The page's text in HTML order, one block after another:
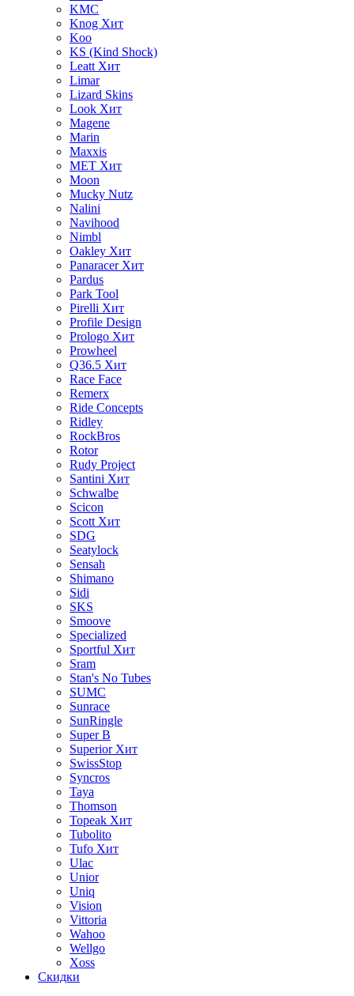
KMC
Knog Хит
Koo
KS (Kind Shock)
Leatt Хит
Limar
Lizard Skins
Look Хит
Magene
Marin
Maxxis
MET Хит
Moon
Mucky Nutz
Nalini
Navihood
Nimbl
Oakley Хит
Panaracer Хит
Pardus
Park Tool
Pirelli Хит
Profile Design
Prologo Хит
Prowheel
Q36.5 Хит
Race Face
Remerx
Ride Concepts
Ridley
RockBros
Rotor
Rudy Project
Santini Хит
Schwalbe
Scicon
Scott Хит
SDG
Seatylock
Sensah
Shimano
Sidi
SKS
Smoove
Specialized
Sportful Хит
Sram
Stan's No Tubes
SUMC
Sunrace
SunRingle
Super B
Superior Хит
SwissStop
Syncros
Taya
Thomson
Topeak Хит
Tubolito
Tufo Хит
Ulac
Unior
Uniq
Vision
Vittoria
Wahoo
Wellgo
Xoss
Скидки